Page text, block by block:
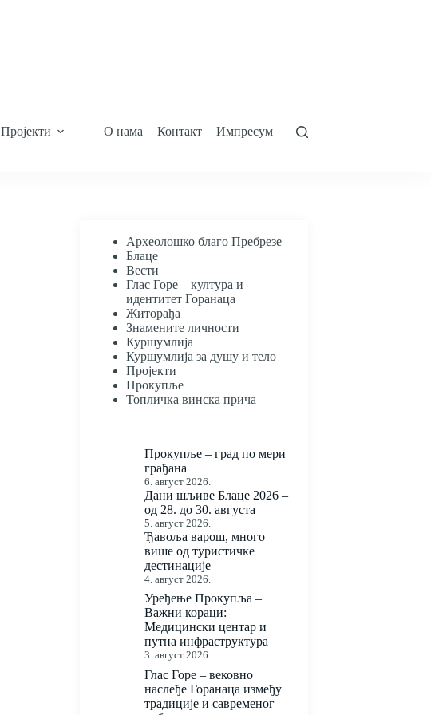
Пројекти О нама Контакт Импресум
Археолошко благо Пребрезе
Блаце
Вести
Глас Горе – култура и
идентитет Горанаца
Житорађа
Знамените личности
Куршумлија
Куршумлија за душу и тело
Пројекти
Прокупље
Топличка винска прича
Прокупље – град по мери
грађана
6. август 2026.
Дани шљиве Блаце 2026 –
од 28. до 30. августа
5. август 2026.
Ђавоља варош, много
више од туристичке
дестинације
4. август 2026.
Уређење Прокупља –
Важни кораци:
Медицински центар и
путна инфраструктура
3. август 2026.
Глас Горе – вековно
наслеђе Горанаца између
традиције и савременог